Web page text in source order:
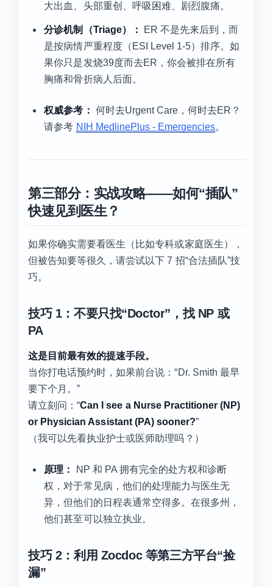
大出血、头部重创、呼吸困难、剧烈腹痛。
分诊机制（Triage）：
ER 不是先来后到，而
是按病情严重程度（ESI Level 1-5）排序。如
果你只是发烧39度而去ER，你会被排在所有
胸痛和骨折病人后面。
权威参考： 何时去Urgent Care，何时去ER？
请参考 NIH MedlinePlus - Emergencies。
第三部分：实战攻略——如何“插队”
快速见到医生？
如果你确实需要看医生（比如专科或家庭医生），
但被告知要等很久，请尝试以下 7 招“合法插队”技
巧。
技巧 1：不要只找“Doctor”，找 NP 或
PA
这是目前最有效的提速手段。
当你打电话预约时，如果前台说：“Dr. Smith 最早
要下个月。”
请立刻问：“Can I see a Nurse Practitioner (NP)
or Physician Assistant (PA) sooner?”
（我可以先看执业护士或医师助理吗？）
原理：
NP 和 PA 拥有完全的处方权和诊断
权，对于常见病，他们的处理能力与医生无
异，但他们的日程表通常空得多。在很多州，
他们甚至可以独立执业。
技巧 2：利用 Zocdoc 等第三方平台“捡
漏”